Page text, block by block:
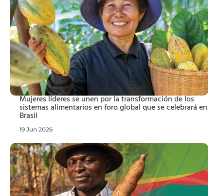
Mujeres líderes se unen por la transformación de los
sistemas alimentarios en foro global que se celebrará en
Brasil
19 Jun 2026